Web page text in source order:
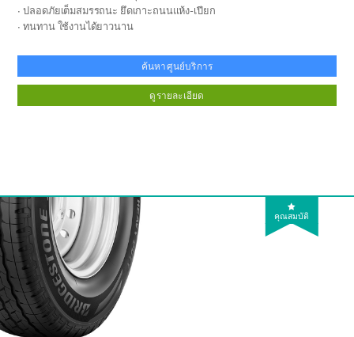
ปลอดภัยเต็มสมรรถนะ ยึดเกาะถนนแห้ง-เปียก
ทนทาน ใช้งานได้ยาวนาน
ค้นหาศูนย์บริการ
ดูรายละเอียด
คุณสมบัติ